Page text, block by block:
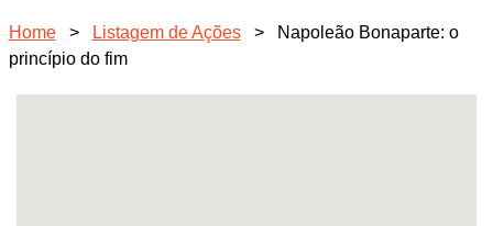
Home > Listagem de Ações >
Napoleão Bonaparte: o
princípio do fim